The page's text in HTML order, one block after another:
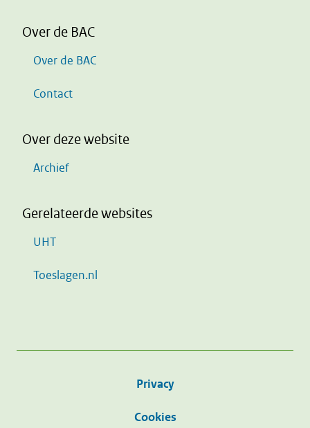
Over de BAC
Over de BAC
Contact
Over deze website
Archief
Gerelateerde websites
UHT
Toeslagen.nl
Privacy
Cookies